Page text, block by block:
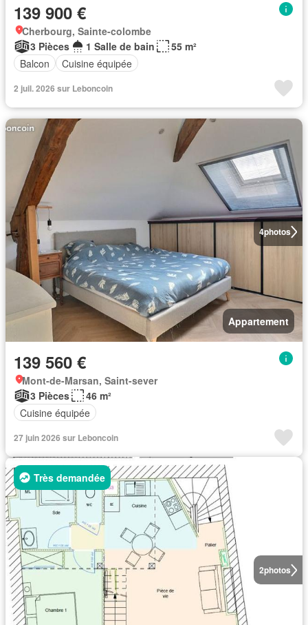
139 900 €
Cherbourg, Sainte-colombe
3 Pièces
1 Salle de bain
55 m²
Balcon
Cuisine équipée
2 juil. 2026 sur Leboncoin
4photos
Appartement
139 560 €
Mont-de-Marsan, Saint-sever
3 Pièces
46 m²
Cuisine équipée
27 juin 2026 sur Leboncoin
2photos
Très demandée